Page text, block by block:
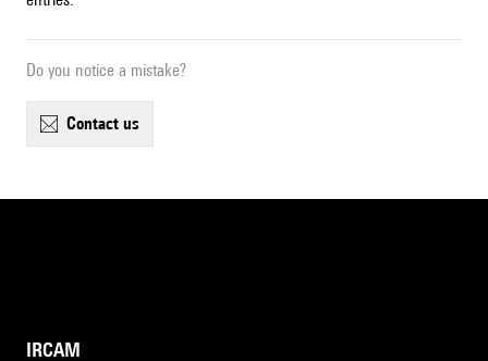
Do you notice a mistake?
contact us
IRCAM